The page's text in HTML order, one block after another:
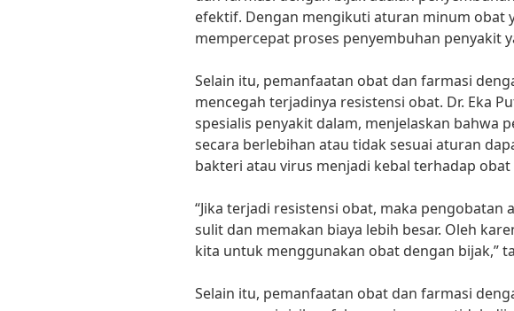
efektif. Dengan mengikuti aturan minum obat
mempercepat proses penyembuhan penyakit
Selain itu, pemanfaatan obat dan farmasi
mencegah terjadinya resistensi obat. Dr. Eka
spesialis penyakit dalam, menjelaskan bahwa
secara berlebihan atau tidak sesuai aturan
bakteri atau virus menjadi kebal terhadap
“Jika terjadi resistensi obat, maka pengobatan
sulit dan memakan biaya lebih besar. Oleh
kita untuk menggunakan obat dengan bijak,”
Selain itu, pemanfaatan obat dan farmasi